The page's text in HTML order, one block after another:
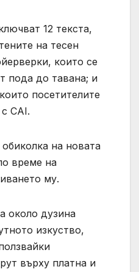
12 текста,
на тесен
които се
пода до тавана; и
посетителите
CAI.
на новата
време на
му.
около дузина
изкуство,
върху платна и